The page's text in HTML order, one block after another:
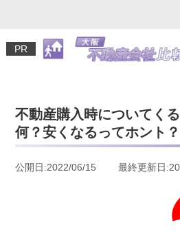
PR
不動産購入時についてく
何？安くなるってホント？
公開日:2022/06/15 最終更新日